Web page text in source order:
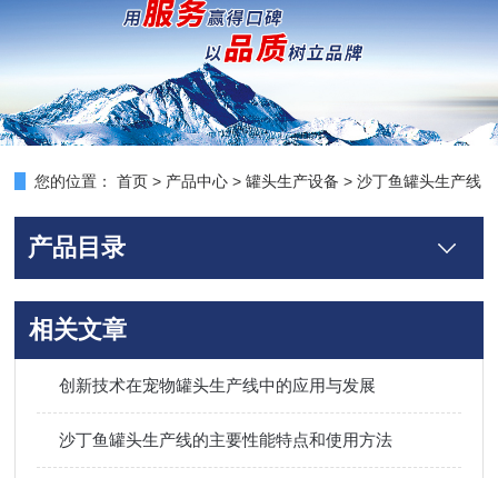
您的位置： 首页 > 产品中心 >罐头生产设备 >沙丁鱼罐头生产线
产品目录
相关文章
创新技术在宠物罐头生产线中的应用与发展
沙丁鱼罐头生产线的主要性能特点和使用方法